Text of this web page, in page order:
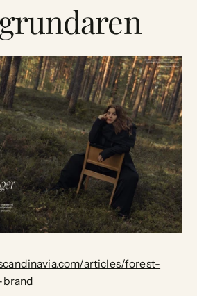
articles/forest-